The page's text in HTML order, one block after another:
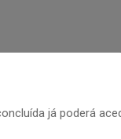
já poderá